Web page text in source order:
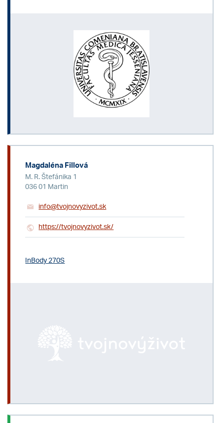
Magdaléna Fillová
M. R. Štefánika 1
036 01 Martin
info@tvojnovyzivot.sk
https://tvojnovyzivot.sk/
InBody 270S